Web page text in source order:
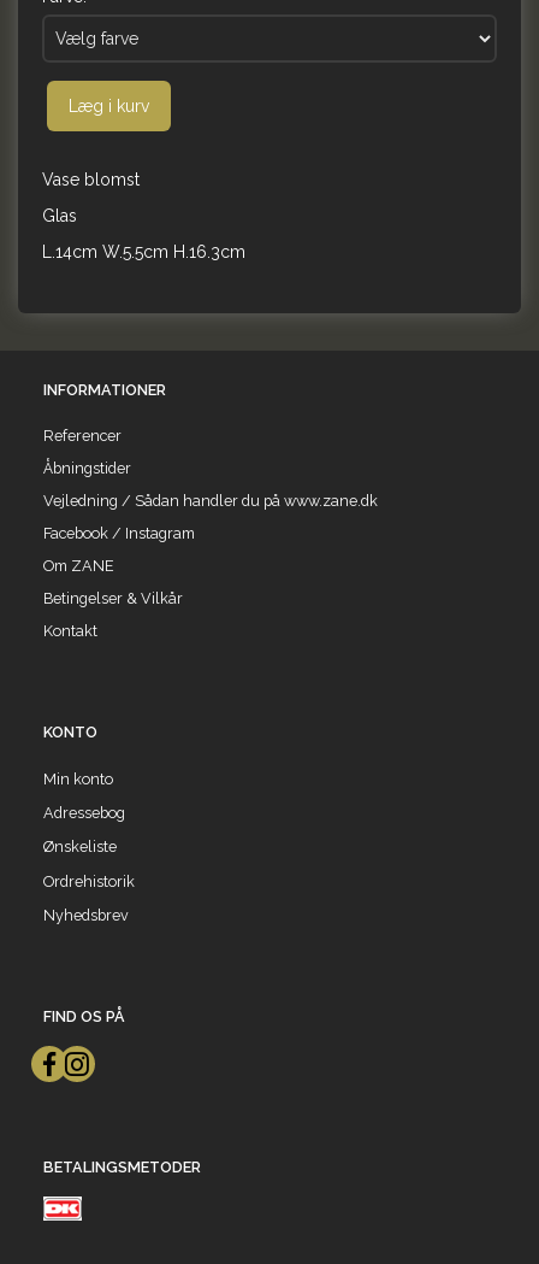
Læg i kurv
Vase blomst
Glas
L.14cm W.5.5cm H.16.3cm
INFORMATIONER
Referencer
Åbningstider
Vejledning / Sådan handler du på www.zane.dk
Facebook / Instagram
Om ZANE
Betingelser & Vilkår
Kontakt
KONTO
Min konto
Adressebog
Ønskeliste
Ordrehistorik
Nyhedsbrev
FIND OS PÅ
BETALINGSMETODER